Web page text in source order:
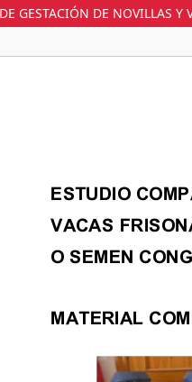
GESTACIÓN DE NOVILLAS